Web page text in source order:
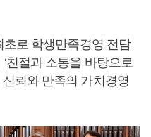
초로 학생만족경영 전담
친절과 소통을 바탕으로
뢰와 만족의 가치경영